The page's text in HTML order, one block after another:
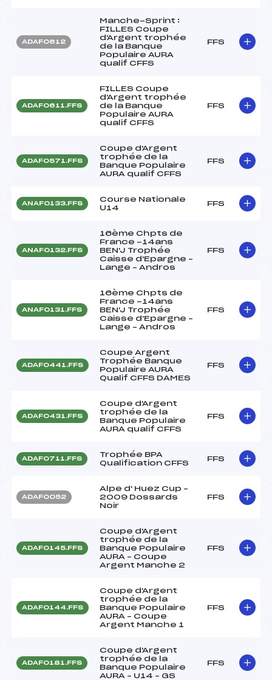
ADAF0612
Manche-Sprint :
FILLES Coupe
d'Argent trophée
de la Banque
Populaire AURA
qualif CFFS
FFS
ADAF0611.FFS
FILLES Coupe
d'Argent trophée
de la Banque
Populaire AURA
qualif CFFS
FFS
ADAF0571.FFS
Coupe d'Argent
trophée de la
Banque Populaire
AURA qualif CFFS
FFS
ANAF0133.FFS
Course Nationale
U14
FFS
ANAF0132.FFS
16ème Chpts de
France -14ans
BEN'J Trophée
Caisse d'Epargne –
Lange – Andros
FFS
ANAF0131.FFS
16ème Chpts de
France -14ans
BEN'J Trophée
Caisse d'Epargne –
Lange – Andros
FFS
ADAF0441.FFS
Coupe Argent
Trophée Banque
Populaire AURA
Qualif CFFS DAMES
FFS
ADAF0431.FFS
Coupe d'Argent
trophée de la
Banque Populaire
AURA qualif CFFS
FFS
ADAF0711.FFS
Trophée BPA
Qualification CFFS
FFS
ADAF0052
Alpe d' Huez Cup –
2009 Dossards
Noir
FFS
ADAF0145.FFS
Coupe d'Argent
trophée de la
Banque Populaire
AURA – Coupe
Argent Manche 2
FFS
ADAF0144.FFS
Coupe d'Argent
trophée de la
Banque Populaire
AURA – Coupe
Argent Manche 1
FFS
ADAF0181.FFS
Coupe d'Argent
trophée de la
Banque Populaire
AURA – U14 – GS
FFS